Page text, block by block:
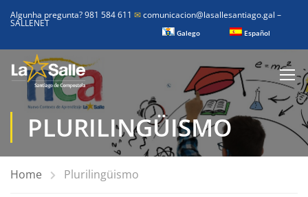
Algunha pregunta? 981 584 611 ✉comunicacion@lasallesantiago.gal –
SALLENET
Galego Español
PLURILINGÜISMO
Home Plurilingüismo